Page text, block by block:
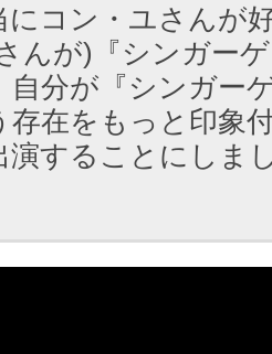
にコン・ユさんが
んが)『シンガー
自分が『シンガー
存在をもっと印象
演することにしま